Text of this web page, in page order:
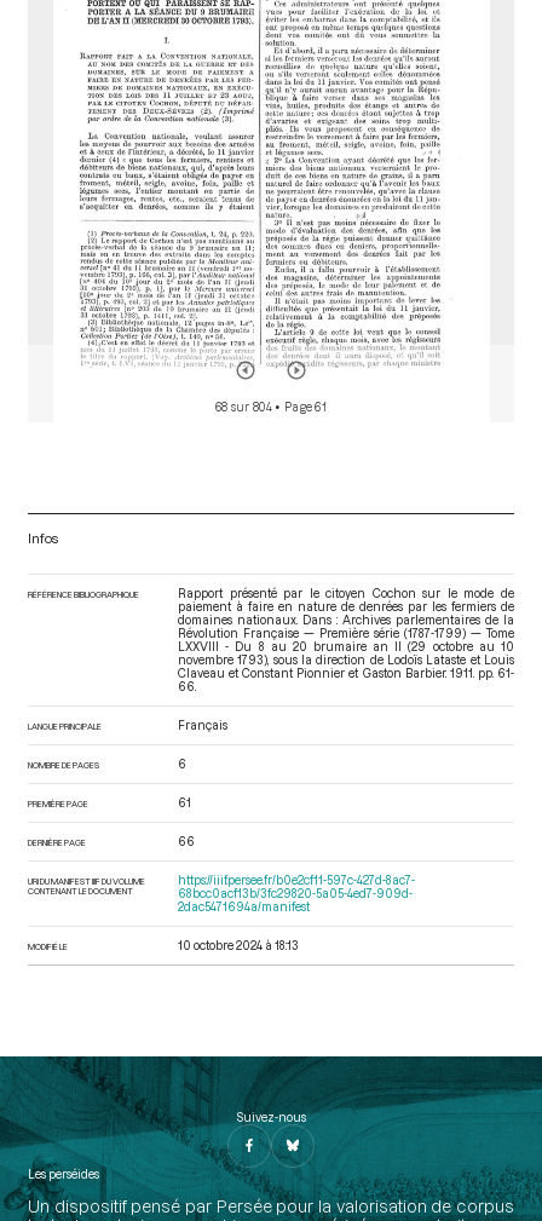
68 sur 804 • Page 61
Infos
RÉFÉRENCE BIBLIOGRAPHIQUE
Rapport présenté par le citoyen Cochon sur le mode de
paiement à faire en nature de denrées par les fermiers de
domaines nationaux. Dans : Archives parlementaires de la
Révolution Française — Première série (1787-1799) — Tome
LXXVIII - Du 8 au 20 brumaire an II (29 octobre au 10
novembre 1793) , sous la direction de Lodoïs Lataste et Louis
Claveau et Constant Pionnier et Gaston Barbier. 1911. pp. 61-
66.
LANGUE PRINCIPALE Français
NOMBRE DE PAGES 6
PREMIÈRE PAGE 61
DERNIÈRE PAGE 66
URI DU MANIFEST IIIF DU VOLUME
CONTENANT LE DOCUMENT
https://iiif.persee.fr/b0e2cf11-597c-427d-8ac7-
68bcc0acf13b/3fc29820-5a05-4ed7-909d-
2dac5471694a/manifest
MODIFIÉ LE 10 octobre 2024 à 18:13
Suivez-nous
Les perséides
Un dispositif pensé par Persée pour la valorisation de corpus